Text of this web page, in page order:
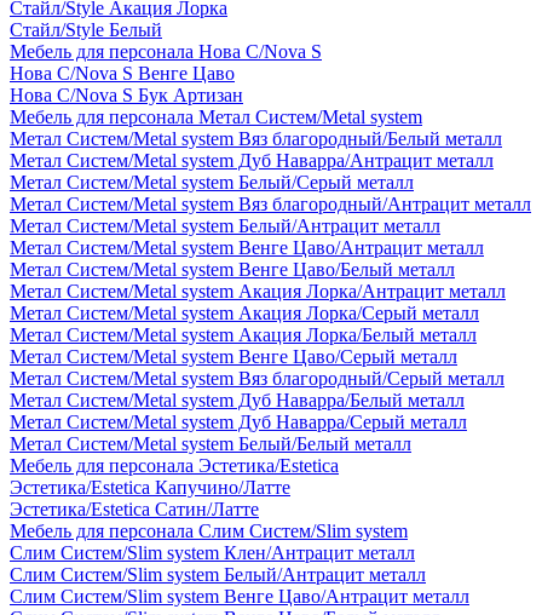
Стайл/Style Акация Лорка
Стайл/Style Белый
Мебель для персонала Нова С/Nova S
Нова С/Nova S Венге Цаво
Нова С/Nova S Бук Артизан
Мебель для персонала Метал Систем/Metal system
Метал Систем/Metal system Вяз благородный/Белый металл
Метал Систем/Metal system Дуб Наварра/Антрацит металл
Метал Систем/Metal system Белый/Серый металл
Метал Систем/Metal system Вяз благородный/Антрацит металл
Метал Систем/Metal system Белый/Антрацит металл
Метал Систем/Metal system Венге Цаво/Антрацит металл
Метал Систем/Metal system Венге Цаво/Белый металл
Метал Систем/Metal system Акация Лорка/Антрацит металл
Метал Систем/Metal system Акация Лорка/Серый металл
Метал Систем/Metal system Акация Лорка/Белый металл
Метал Систем/Metal system Венге Цаво/Серый металл
Метал Систем/Metal system Вяз благородный/Серый металл
Метал Систем/Metal system Дуб Наварра/Белый металл
Метал Систем/Metal system Дуб Наварра/Серый металл
Метал Систем/Metal system Белый/Белый металл
Мебель для персонала Эстетика/Estetica
Эстетика/Estetica Капучино/Латте
Эстетика/Estetica Сатин/Латте
Мебель для персонала Слим Систем/Slim system
Слим Систем/Slim system Клен/Антрацит металл
Слим Систем/Slim system Белый/Антрацит металл
Слим Систем/Slim system Венге Цаво/Антрацит металл